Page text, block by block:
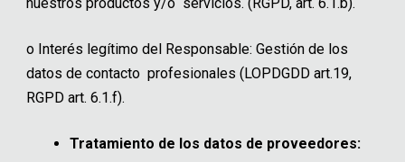
o Interés legítimo del Responsable: Gestión de los
datos de contacto profesionales (LOPDGDD art.19,
RGPD art. 6.1.f).
Tratamiento de los datos de proveedores: